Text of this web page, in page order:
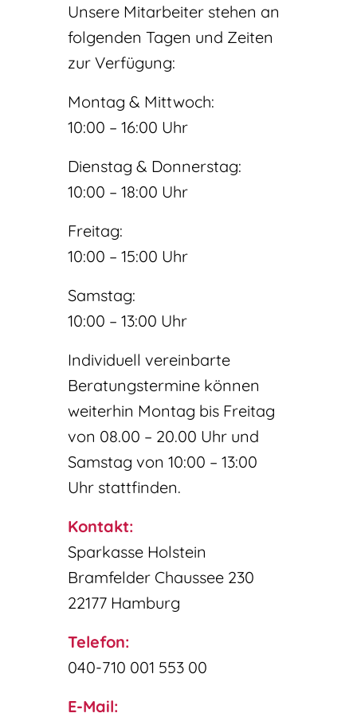
Unsere Mitarbeiter stehen an
folgenden Tagen und Zeiten
zur Verfügung:
Montag & Mittwoch:
10:00 – 16:00 Uhr
Dienstag & Donnerstag:
10:00 – 18:00 Uhr
Freitag:
10:00 – 15:00 Uhr
Samstag:
10:00 – 13:00 Uhr
Individuell vereinbarte
Beratungstermine können
weiterhin Montag bis Freitag
von 08.00 – 20.00 Uhr und
Samstag von 10:00 – 13:00
Uhr stattfinden.
Kontakt:
Sparkasse Holstein
Bramfelder Chaussee 230
22177 Hamburg
Telefon:
040-710 001 553 00
E-Mail: